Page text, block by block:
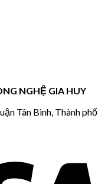
NGHỆ GIA HUY
Tân Bình, Thành phố